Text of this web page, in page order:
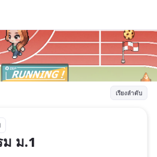
เรียงลำดับ
ม.1